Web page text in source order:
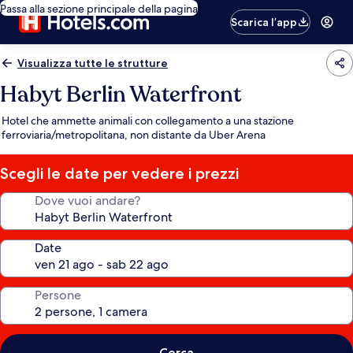
Passa alla sezione principale della pagina
Scarica l’app
Visualizza tutte le strutture
Habyt Berlin Waterfront
Hotel che ammette animali con collegamento a una stazione
ferroviaria/metropolitana, non distante da Uber Arena
Scegli le date per vedere i prezzi
Dove vuoi andare?
Date
Persone